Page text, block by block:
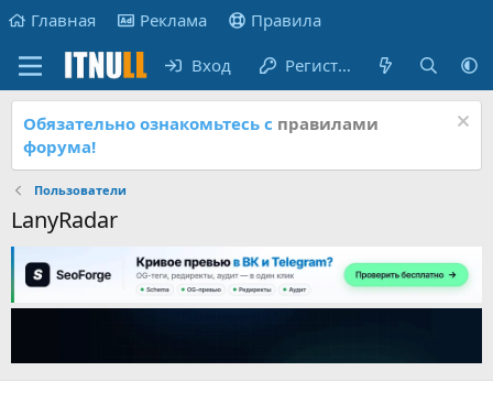
Главная Реклама Правила
Вход Регистрация
Обязательно ознакомьтесь с правилами
форума!
Пользователи
LanyRadar